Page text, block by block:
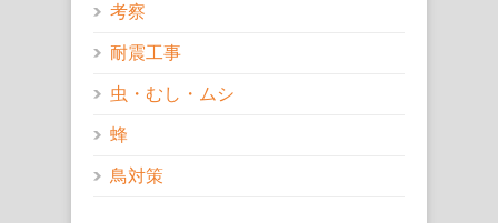
考察
耐震工事
虫・むし・ムシ
蜂
鳥対策